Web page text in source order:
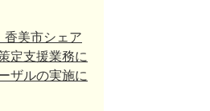
香美市シェア
定支援業務に
ザルの実施に